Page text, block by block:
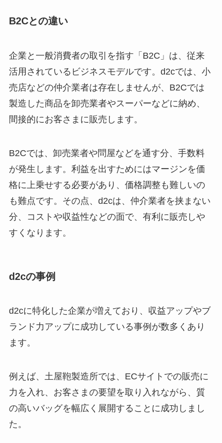
B2Cとの違い
企業と一般消費者の取引を指す「B2C」は、従来
活用されているビジネスモデルです。d2cでは、小
売店などの仲介業者は存在しませんが、B2Cでは
製造した商品を卸売業者やスーパーなどに納め、
間接的にお客さまに販売します。
B2Cでは、卸売業者や問屋などを通す分、手数料
が発生します。利益を出すためにはマージンを価
格に上乗せする必要があり、価格調整も難しいの
も難点です。その点、d2cは、仲介業者を挟まない
分、コストや収益性などの面で、有利に販売しや
すくなります。
d2cの事例
d2cに特化した企業が増えており、収益アップやブ
ランド力アップに成功している事例が数多くあり
ます。
例えば、土屋鞄製造所では、ECサイトでの販売に
力を入れ、お客さまの要望を取り入れながら、質
の高いバッグを幅広く展開することに成功しまし
た。